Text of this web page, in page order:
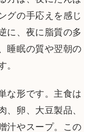
グの手応えを感じ
に、夜に脂質の多
睡眠の質や翌朝の
。
な形です。主食は
、卵、大豆製品、
汁やスープ。この